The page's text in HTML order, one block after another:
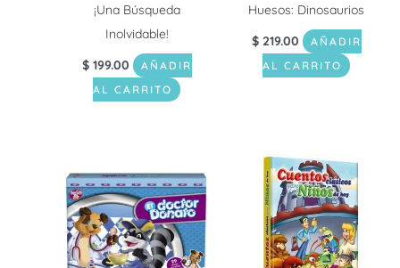
¡Una Búsqueda
Inolvidable!
$199.00
AÑADIR
AL CARRITO
Huesos: Dinosaurios
$219.00
AÑADIR
AL CARRITO